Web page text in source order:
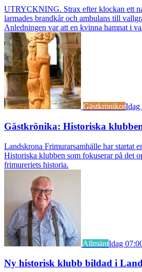
UTRYCKNING. Strax efter klockan ett
larmades brandkår och ambulans till
Anledningen var att en kvinna hamnat i
GästkrönikorIdag
Gästkrönika: Historiska
Landskrona Frimurarsamhälle har startat
Historiska klubben som fokuserar på det
frimureriets historia.
AllmäntIdag
Ny historisk klubb bildad i